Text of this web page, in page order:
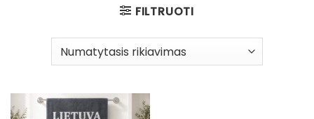
FILTRUOTI